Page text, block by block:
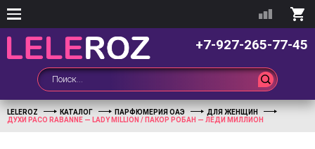
+7-927-265-77-45
LELEROZ КАТАЛОГ ПАРФЮМЕРИЯ ОАЭ
ДЛЯ ЖЕНЩИН
ДУХИ PACO RABANNE — LADY MILLION / ПАКОР РОБАН — ЛЕДИ МИЛЛИОН